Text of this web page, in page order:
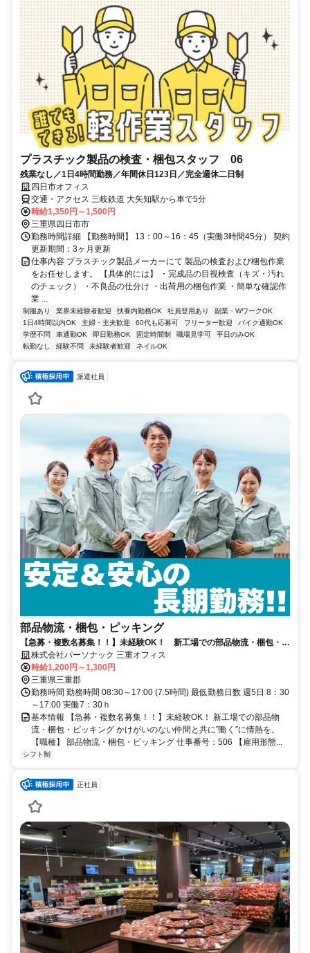
プラスチック製品の検査・梱包スタッフ 06
残業なし／1日4時間勤務／年間休日123日／完全週休二日制
四日市オフィス
交通・アクセス 三岐鉄道 大矢知駅から車で5分
時給1,350円～1,500円
三重県四日市市
勤務時間詳細 【勤務時間】 13：00～16：45（実働3時間45分） 契約
更新期間：3ヶ月更新
仕事内容 プラスチック製品メーカーにて 製品の検査および梱包作業
をお任せします。 【具体的には】 ・完成品の目視検査（キズ・汚れ
のチェック） ・不良品の仕分け ・出荷用の梱包作業 ・簡単な確認作
業 ...
制服あり 業界未経験者歓迎 扶養内勤務OK 社員登用あり
副業・WワークOK
1日4時間以内OK
主婦・主夫歓迎 60代も応募可 フリーター歓迎
バイク通勤OK
学歴不問
車通勤OK 即日勤務OK 固定時間制 職場見学可
平日のみOK
転勤なし
経験不問 未経験者歓迎 ネイルOK
派遣社員
部品物流・梱包・ピッキング
【急募・複数名募集！！】未経験OK！ 新工場での部品物流・梱包・ピ
ッキング
株式会社パーソナック 三重オフィス
時給1,200円～1,300円
三重県三重郡
勤務時間 勤務時間 08:30～17:00 (7.5時間) 最低勤務日数 週5日 8：30
～17:00 実働7：30ｈ
基本情報 【急募・複数名募集！！】未経験OK！ 新工場での部品物
流・梱包・ピッキング かけがいのない仲間と共に”働く”に情熱を。
【職種】 部品物流・梱包・ピッキング 仕事番号：506 【雇用形態...
シフト制
正社員